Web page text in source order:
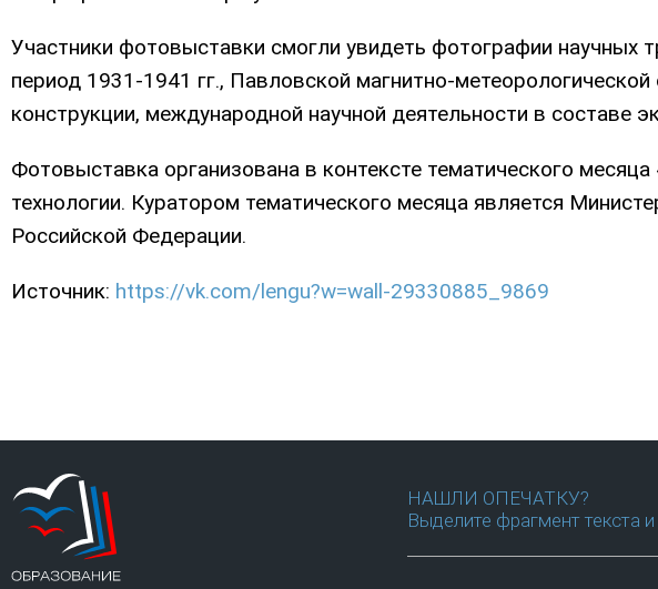
Участники фотовыставки смогли увидеть фотографии научных
период 1931-1941 гг., Павловской магнитно-
конструкции, международной научной деятельности в составе
Фотовыставка организована в контексте тематического
технологии. Куратором тематического месяца является
Российской Федерации.
Источник: https://vk.com/lengu?w=wall-29330885_9869
НАШЛИ ОПЕЧАТКУ?
Выделите фрагмент текста